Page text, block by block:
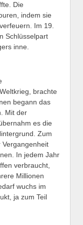
Die
indem sie
Im 19.
Schlüsselpart
inne.
brachte
begann das
Mit der
es die
Zum
In jedem Jahr
verbraucht,
Millionen
wuchs im
ja zum Teil